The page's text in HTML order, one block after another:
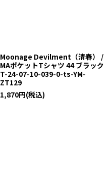
Moonage Devilment（清春） /
MAポケットTシャツ 44 ブラック
T-24-07-10-039-0-ts-YM-
ZT129
1,870円(税込)